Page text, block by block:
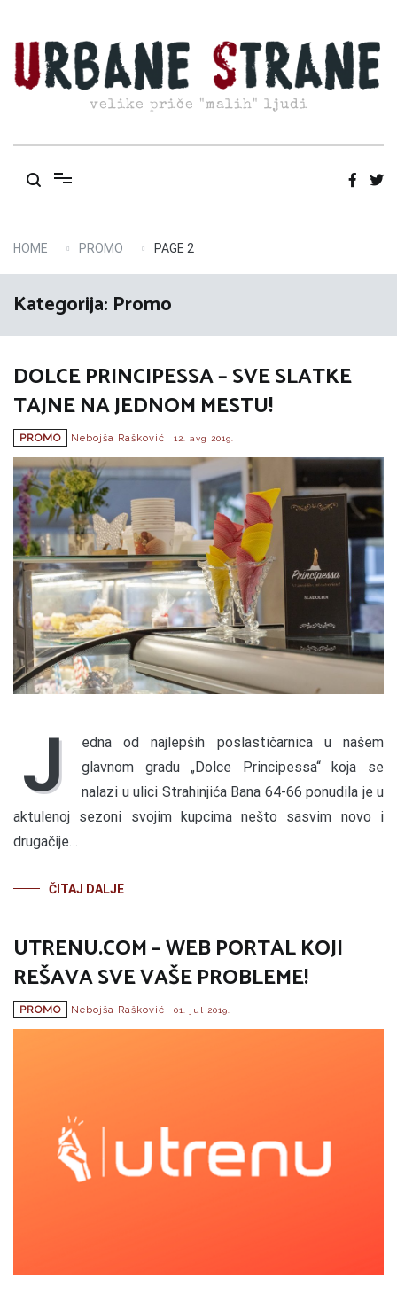
content
velike priče "malih" ljudi
HOME PROMO PAGE 2
Kategorija: Promo
DOLCE PRINCIPESSA – SVE SLATKE
TAJNE NA JEDNOM MESTU!
PROMO Nebojša Rašković 12. avg 2019.
J
edna od najlepših poslastičarnica u našem
glavnom gradu „Dolce Principessa“ koja se
nalazi u ulici Strahinjića Bana 64-66 ponudila je u
aktulenoj sezoni svojim kupcima nešto sasvim novo i
drugačije…
ČITAJ DALJE
UTRENU.COM – WEB PORTAL KOJI
REŠAVA SVE VAŠE PROBLEME!
PROMO Nebojša Rašković 01. jul 2019.